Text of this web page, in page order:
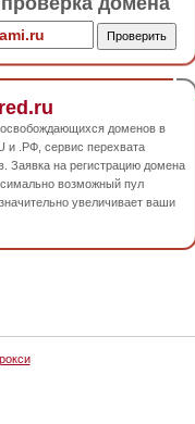
доменов в
и .РФ, сервис перехвата
Заявка на регистрацию домена
возможный пул
увеличивает ваши